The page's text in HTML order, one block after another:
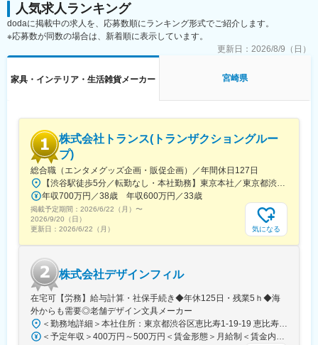
・年間休日121日、残業月平均5時間未満。接客業では珍しいメリ
ハリある働き方
・転居を伴う転勤なし／勤務地は希望考慮
・産休・育休取得率＆復帰率100％。ライフスタイルに応じた働
き方が可能！
・Netflix見放題（社員・家族利用可）、睡眠休暇、社員割引・モ
ニター制度（入社3ヶ月後に寝具プレゼント）など福利厚生も充実
トクラスや高級旅館、トップアスリートにも愛用され、「眠りの
質」にこだわる方に支持されています。
・平日は1日10組前後、繁忙期は20組以上対応。販売というよ
・店舗は1～6名規模。少人数店は裁量大きく、大型店はチームで
■キャリアステップ
店長・エリアマネージャー・トレーナーなど多彩なキャリアパス
あり。接客や運営ノウハウを学び、「現場で極める」「マネジメ
ント」「教育」など志向に応じて成長可能です。
■入社後の研修
約1ヶ月の研修で未経験でも安心スタート。完全未経験のメンバー
（保育士・介護士など）でも合格が出ています。
（1）座学＋ロールプレイング（2日間）：睡眠知識、製品特徴、
接客の流れを習得
（3）リトレーニング（1ヶ月後）：疑問や課題を振り返り、知
識・スキルを深めます
■就業環境
・年間休日121日、残業月平均5時間未満。接客業では珍しいメリ
ハリある働き方
・転居を伴う転勤なし／勤務地は希望考慮
人気求人ランキング
dodaに掲載中の求人を、応募数順にランキング形式でご紹介します。
※応募数が同数の場合は、新着順に表示しています。
更新日： 2026/8/9（日）
家具・インテリア・生活雑貨メーカー 宮崎県
株式会社トランス(トランザクショングルー
プ)
総合職（エンタメグッズ企画・販促企画）／年間休日127日
【渋谷駅徒歩5分／転勤なし・本社勤務】東京本社／東京都渋谷区渋谷3-28-13 渋谷新南口ビル9階＜アクセス＞・JR各線「渋谷駅」 新南改札より徒歩5分・東京メトロ「渋谷駅」C2出口より徒歩5分＜受動喫煙対策＞あり
年収700万円／38歳 年収600万円／33歳
掲載予定期間： 2026/6/22（月） 〜
2026/9/20（日）
更新日： 2026/6/22（月） 気になる
株式会社デザインフィル
在宅可【労務】給与計算・社保手続き◆年休125日・残業5ｈ◆海
外からも需要◎老舗デザイン文具メーカー
＜勤務地詳細＞本社住所：東京都渋谷区恵比寿1-19-19 恵比寿ビジネスタワー9F勤務地最寄駅：山手線／恵比寿駅受動喫煙対策：屋内全面禁煙変更の範囲：会社の定める事業所
＜予定年収＞400万円～500万円＜賃金形態＞月給制＜賃金内訳＞月額（基本給）：267,800円～334,100円＜月給＞267,800円～334,100円＜昇給有無＞有＜残業手当＞有＜給与補足＞賞与：基礎額×平均2か月分（±個人評価）■賞与実績:年2回(6,12月)/昇給：年1回(7月)賃金はあくまでも目安の金額であり、選考を通じて上下する可能性があります。月給(月額)は固定手当を含めた表記です。